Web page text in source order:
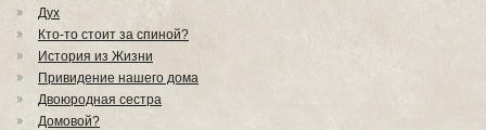
Дух
Кто-то стоит за спиной?
История из Жизни
Привидение нашего дома
Двоюродная сестра
Домовой?